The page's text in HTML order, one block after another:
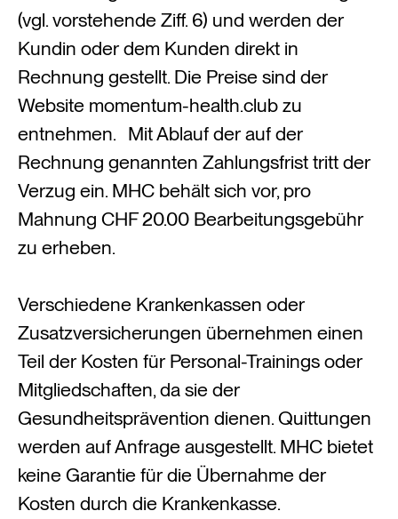
(vgl. vorstehende Ziff. 6) und werden der
Kundin oder dem Kunden direkt in
Rechnung gestellt. Die Preise sind der
Website momentum-health.club zu
entnehmen. Mit Ablauf der auf der
Rechnung genannten Zahlungsfrist tritt der
Verzug ein. MHC behält sich vor, pro
Mahnung CHF 20.00 Bearbeitungsgebühr
zu erheben.
Verschiedene Krankenkassen oder
Zusatzversicherungen übernehmen einen
Teil der Kosten für Personal-Trainings oder
Mitgliedschaften, da sie der
Gesundheitsprävention dienen. Quittungen
werden auf Anfrage ausgestellt. MHC bietet
keine Garantie für die Übernahme der
Kosten durch die Krankenkasse.